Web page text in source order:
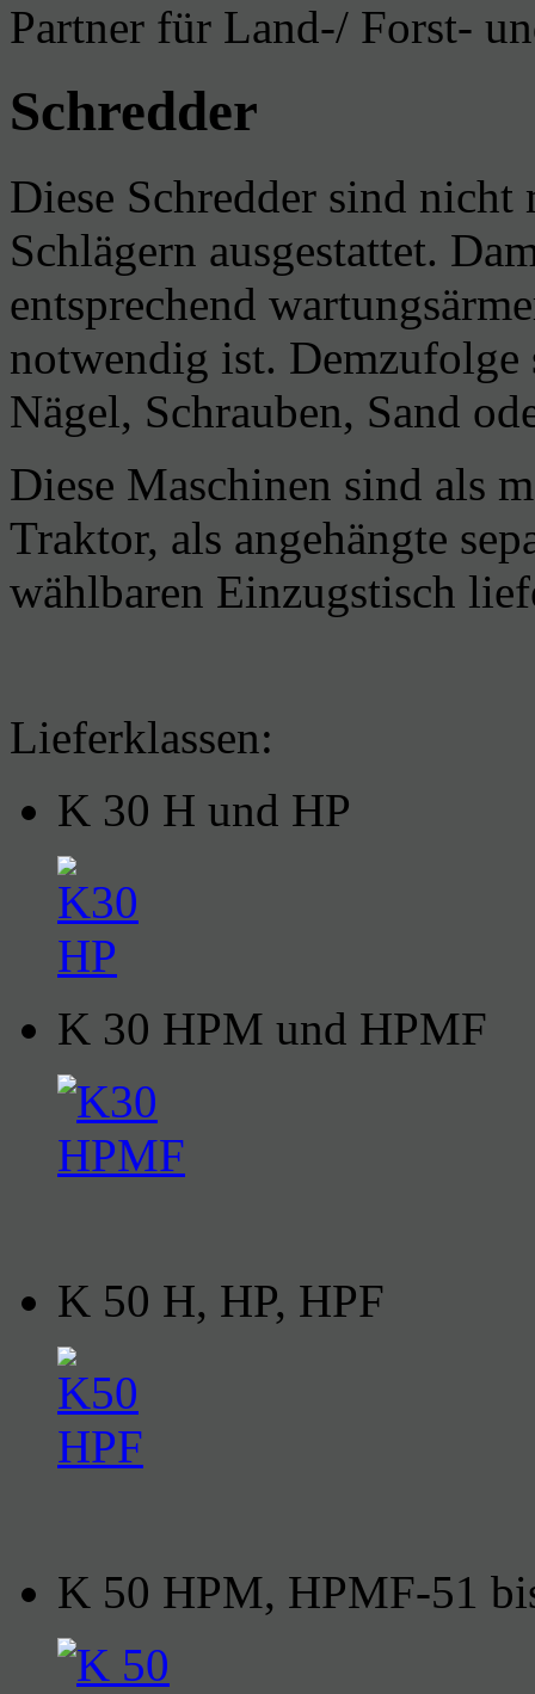
Partner für Land-/ Forst-
Schredder
Diese Schredder sind
Schlägern ausgestattet.
entsprechend
notwendig ist.
Nägel, Schrauben, Sand
Diese Maschinen sind als
Traktor, als angehängte
wählbaren Einzugstisch
Lieferklassen:
K 30 H und HP
K 30 HPM und HPMF
K 50 H, HP, HPF
K 50 HPM, HPMF-51